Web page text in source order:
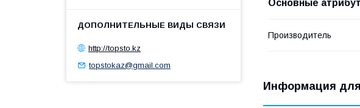
Основные
Производитель
Информация для
http://topsto.kz
topstokaz@gmail.com